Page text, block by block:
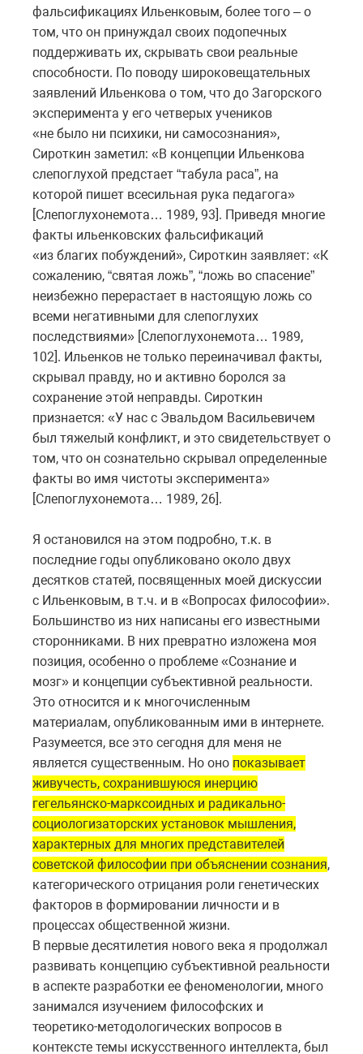
фальсификациях Ильенковым, более того – о
том, что он принуждал своих подопечных
поддерживать их, скрывать свои реальные
способности. По поводу широковещательных
заявлений Ильенкова о том, что до Загорского
эксперимента у его четверых учеников
«не было ни психики, ни самосознания»,
Сироткин заметил: «В концепции Ильенкова
слепоглухой предстает “табула раса”, на
которой пишет всесильная рука педагога»
[Слепоглухонемота… 1989, 93]. Приведя многие
факты ильенковских фальсификаций
«из благих побуждений», Сироткин заявляет: «К
сожалению, “святая ложь”, “ложь во спасение”
неизбежно перерастает в настоящую ложь со
всеми негативными для слепоглухих
последствиями» [Слепоглухонемота… 1989,
102]. Ильенков не только переиначивал факты,
скрывал правду, но и активно боролся за
сохранение этой неправды. Сироткин
признается: «У нас с Эвальдом Васильевичем
был тяжелый конфликт, и это свидетельствует о
том, что он сознательно скрывал определенные
факты во имя чистоты эксперимента»
[Слепоглухонемота… 1989, 26].
Я остановился на этом подробно, т.к. в
последние годы опубликовано около двух
десятков статей, посвященных моей дискуссии
с Ильенковым, в т.ч. и в «Вопросах философии».
Большинство из них написаны его известными
сторонниками. В них превратно изложена моя
позиция, особенно о проблеме «Сознание и
мозг» и концепции субъективной реальности.
Это относится и к многочисленным
материалам, опубликованным ими в интернете.
Разумеется, все это сегодня для меня не
является существенным. Но оно показывает
живучесть, сохранившуюся инерцию
гегельянско-марксоидных и радикально-
социологизаторских установок мышления,
характерных для многих представителей
советской философии при объяснении сознания,
категорического отрицания роли генетических
факторов в формировании личности и в
процессах общественной жизни.
В первые десятилетия нового века я продолжал
развивать концепцию субъективной реальности
в аспекте разработки ее феноменологии, много
занимался изучением философских и
теоретико-методологических вопросов в
контексте темы искусственного интеллекта, был